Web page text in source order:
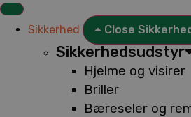
Sikkerhed Close
Sikkerhedsudstyr
Hjelme og visirer
Briller
Bæreseler og